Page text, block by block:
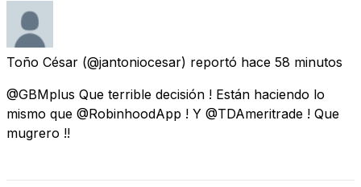
Toño César (@jantoniocesar) reportó hace 58 minutos
@GBMplus Que terrible decisión ! Están haciendo lo
mismo que @RobinhoodApp ! Y @TDAmeritrade ! Que
mugrero !!